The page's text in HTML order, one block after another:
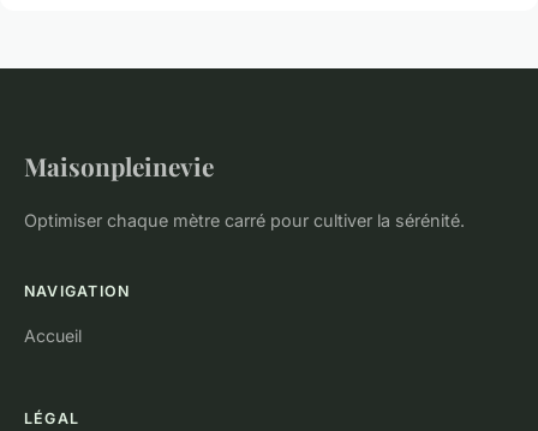
Maisonpleinevie
Optimiser chaque mètre carré pour cultiver la sérénité.
NAVIGATION
Accueil
LÉGAL